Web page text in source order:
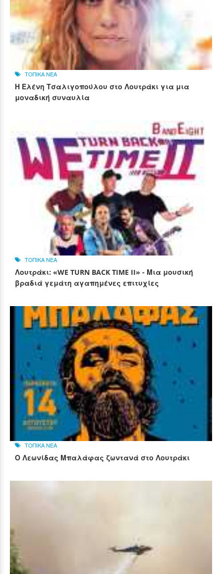
ΤΟΠΙΚΑ ΝΕΑ
Η Ελένη Τσαλιγοπούλου στο Λουτράκι για μια
μοναδική συναυλία
ΤΟΠΙΚΑ ΝΕΑ
Λουτράκι: «WE TURN BACK TIME II» - Μια μουσική
βραδιά γεμάτη αγαπημένες επιτυχίες
ΤΟΠΙΚΑ ΝΕΑ
Ο Λεωνίδας Μπαλάφας ζωντανά στο Λουτράκι